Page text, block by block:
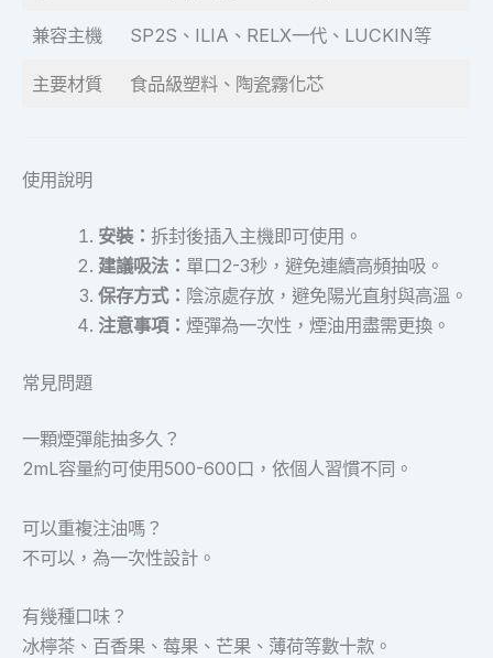
兼容主機 SP2S、ILIA、RELX一代、LUCKIN等
主要材質 食品級塑料、陶瓷霧化芯
使用說明
安裝：拆封後插入主機即可使用。
建議吸法： 單口2-3秒，避免連續高頻抽吸。
保存方式： 陰涼處存放，避免陽光直射與高溫。
注意事項：煙彈為一次性，煙油用盡需更換。
常見問題
一顆煙彈能抽多久？
2mL容量約可使用500-600口，依個人習慣不同。
可以重複注油嗎？
不可以，為一次性設計。
有幾種口味？
冰檸茶、百香果、莓果、芒果、薄荷等數十款。